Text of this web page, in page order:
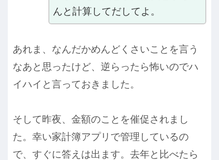
んと計算してだしてよ。
あれま、なんだかめんどくさいことを言う
なあと思ったけど、逆らったら怖いのでハ
イハイと言っておきました。
そして昨夜、金額のことを催促されまし
た。幸い家計簿アプリで管理しているの
で、すぐに答えは出ます。去年と比べたら